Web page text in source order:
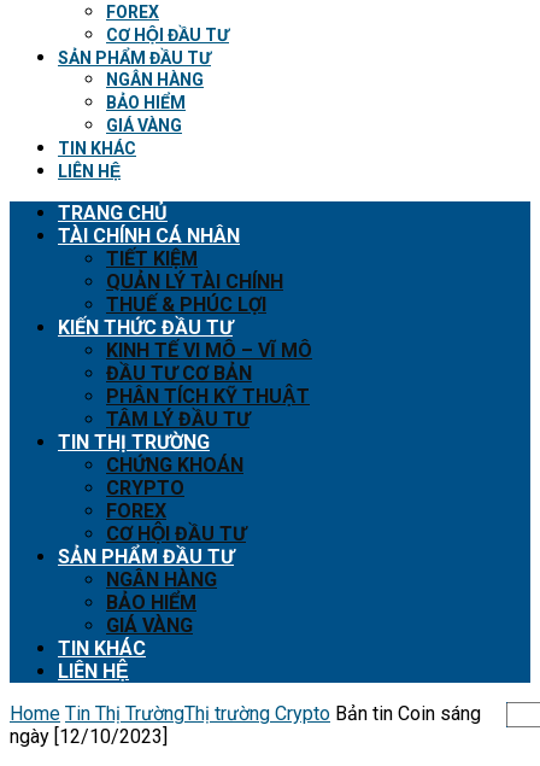
FOREX
CƠ HỘI ĐẦU TƯ
SẢN PHẨM ĐẦU TƯ
NGÂN HÀNG
BẢO HIỂM
GIÁ VÀNG
TIN KHÁC
LIÊN HỆ
TRANG CHỦ
TÀI CHÍNH CÁ NHÂN
TIẾT KIỆM
QUẢN LÝ TÀI CHÍNH
THUẾ & PHÚC LỢI
KIẾN THỨC ĐẦU TƯ
KINH TẾ VI MÔ – VĨ MÔ
ĐẦU TƯ CƠ BẢN
PHÂN TÍCH KỸ THUẬT
TÂM LÝ ĐẦU TƯ
TIN THỊ TRƯỜNG
CHỨNG KHOÁN
CRYPTO
FOREX
CƠ HỘI ĐẦU TƯ
SẢN PHẨM ĐẦU TƯ
NGÂN HÀNG
BẢO HIỂM
GIÁ VÀNG
TIN KHÁC
LIÊN HỆ
Home Tin Thị TrườngThị trường Crypto Bản tin Coin sáng
ngày [12/10/2023]